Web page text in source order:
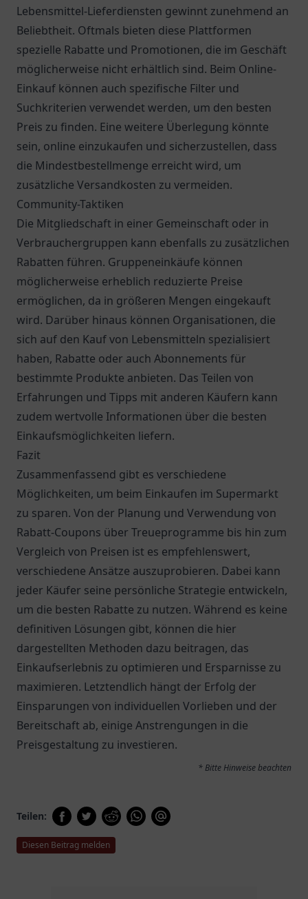
Lebensmittel-Lieferdiensten gewinnt zunehmend an
Beliebtheit. Oftmals bieten diese Plattformen
spezielle Rabatte und Promotionen, die im Geschäft
möglicherweise nicht erhältlich sind. Beim Online-
Einkauf können auch spezifische Filter und
Suchkriterien verwendet werden, um den besten
Preis zu finden. Eine weitere Überlegung könnte
sein, online einzukaufen und sicherzustellen, dass
die Mindestbestellmenge erreicht wird, um
zusätzliche Versandkosten zu vermeiden.
Community-Taktiken
Die Mitgliedschaft in einer Gemeinschaft oder in
Verbrauchergruppen kann ebenfalls zu zusätzlichen
Rabatten führen. Gruppeneinkäufe können
möglicherweise erheblich reduzierte Preise
ermöglichen, da in größeren Mengen eingekauft
wird. Darüber hinaus können Organisationen, die
sich auf den Kauf von Lebensmitteln spezialisiert
haben, Rabatte oder auch Abonnements für
bestimmte Produkte anbieten. Das Teilen von
Erfahrungen und Tipps mit anderen Käufern kann
zudem wertvolle Informationen über die besten
Einkaufsmöglichkeiten liefern.
Fazit
Zusammenfassend gibt es verschiedene
Möglichkeiten, um beim Einkaufen im Supermarkt
zu sparen. Von der Planung und Verwendung von
Rabatt-Coupons über Treueprogramme bis hin zum
Vergleich von Preisen ist es empfehlenswert,
verschiedene Ansätze auszuprobieren. Dabei kann
jeder Käufer seine persönliche Strategie entwickeln,
um die besten Rabatte zu nutzen. Während es keine
definitiven Lösungen gibt, können die hier
dargestellten Methoden dazu beitragen, das
Einkaufserlebnis zu optimieren und Ersparnisse zu
maximieren. Letztendlich hängt der Erfolg der
Einsparungen von individuellen Vorlieben und der
Bereitschaft ab, einige Anstrengungen in die
Preisgestaltung zu investieren.
* Bitte Hinweise beachten
Teilen:
Diesen Beitrag melden